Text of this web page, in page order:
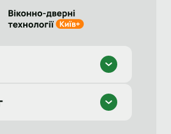
современной цветовой
конструкций с
видом. Подробнее о
пластиковых окон